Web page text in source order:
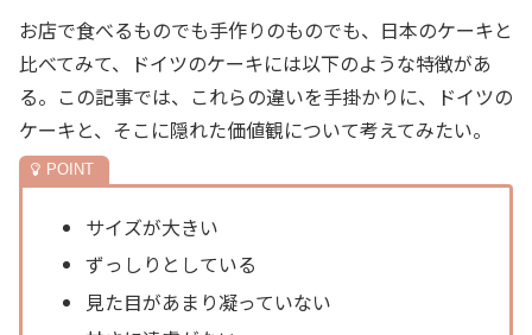
お店で食べるものでも手作りのものでも、日本のケーキと
比べてみて、ドイツのケーキには以下のような特徴があ
る。この記事では、これらの違いを手掛かりに、ドイツの
ケーキと、そこに隠れた価値観について考えてみたい。
サイズが大きい
ずっしりとしている
見た目があまり凝っていない